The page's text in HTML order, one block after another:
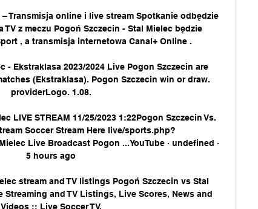
Transmisja online i live stream Spotkanie odbędzie
TV z meczu Pogoń Szczecin - Stal Mielec będzie
, a transmisja internetowa Canal+ Online .
- Ekstraklasa 2023/2024 Live Pogon Szczecin are
(Ekstraklasa). Pogon Szczecin win or draw.
providerLogo. 1.08.
LIVE STREAM 11/25/2023 1:22Pogon Szczecin Vs.
Soccer Stream Here live/sports.php?
Live Broadcast Pogon ...YouTube · undefined ·
5 hours ago
stream and TV listings Pogoń Szczecin vs Stal
Streaming and TV Listings, Live Scores, News and
Videos :: Live Soccer TV.